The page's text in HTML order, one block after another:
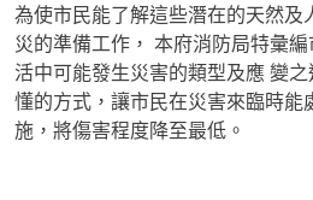
為使市民能了解這些潛在的天然及
災的準備工作， 本府消防局特彙
活中可能發生災害的類型及應 變
懂的方式，讓市民在災害來臨時能
施，將傷害程度降至最低。